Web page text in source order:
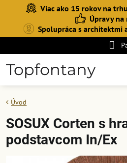
Viac ako 15 rokov na trhu
Úpravy na
Spolupráca s architektmi
Topfontany
Úvod
SOSUX Corten s
podstavcom In/Ex